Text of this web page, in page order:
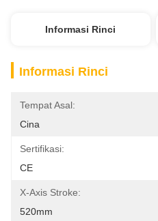
Informasi Rinci
Informasi Rinci
Tempat Asal:
Cina
Sertifikasi:
CE
X-Axis Stroke:
520mm